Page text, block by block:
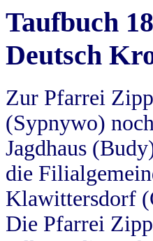
Taufbuch
Deutsch
Zur Pfarrei
(Sypnywo)
Jagdhaus
die
Klawittersdorf
Die Pfarrei